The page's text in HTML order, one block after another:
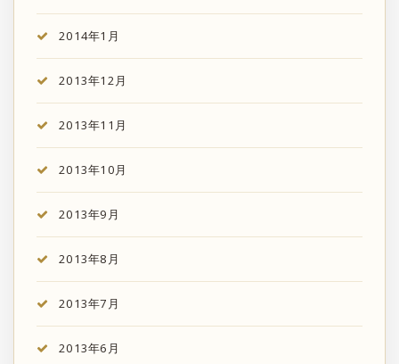
2014年1月
2013年12月
2013年11月
2013年10月
2013年9月
2013年8月
2013年7月
2013年6月